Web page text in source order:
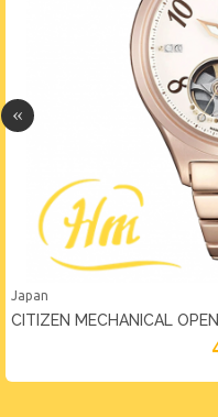
Japan
CITIZEN MECHANICAL